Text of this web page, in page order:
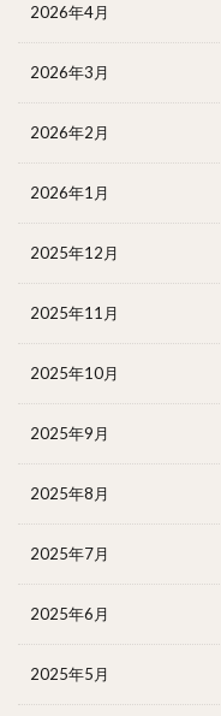
2026年4月
2026年3月
2026年2月
2026年1月
2025年12月
2025年11月
2025年10月
2025年9月
2025年8月
2025年7月
2025年6月
2025年5月